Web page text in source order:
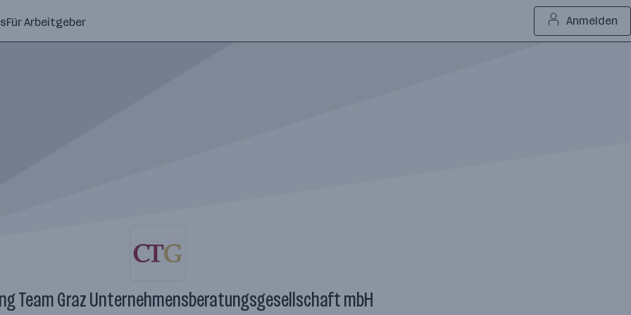
Für Arbeitgeber Anmelden
Team Graz Unternehmensberatungsgesellschaft mbH